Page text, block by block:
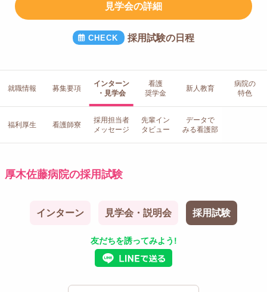
見学会の詳細
採用試験の日程
就職情報 募集要項
インターン
・見学会
看護
奨学金
新人教育
病院の
特色
福利厚生 看護師寮
採用担当者
メッセージ
先輩イン
タビュー
データで
みる看護部
厚木佐藤病院の採用試験
インターン 見学会・説明会 採用試験
友だちを誘ってみよう!